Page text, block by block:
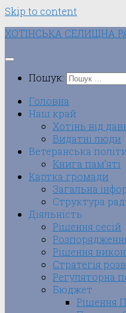
Skip to content
ХОТІНСЬКА СЕЛИЩНА
Пошук:
Головна
Наш край
Хотінь від
Видатні люди
Ветеранська
Книга пам’яті
Картка громади
Загальна
Структура
Діяльність
Рішення сесій
Рішення
Стратегія
Регуляторна
Бюджет
Рішення